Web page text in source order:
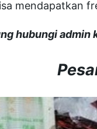
mendapatkan
hubungi admin